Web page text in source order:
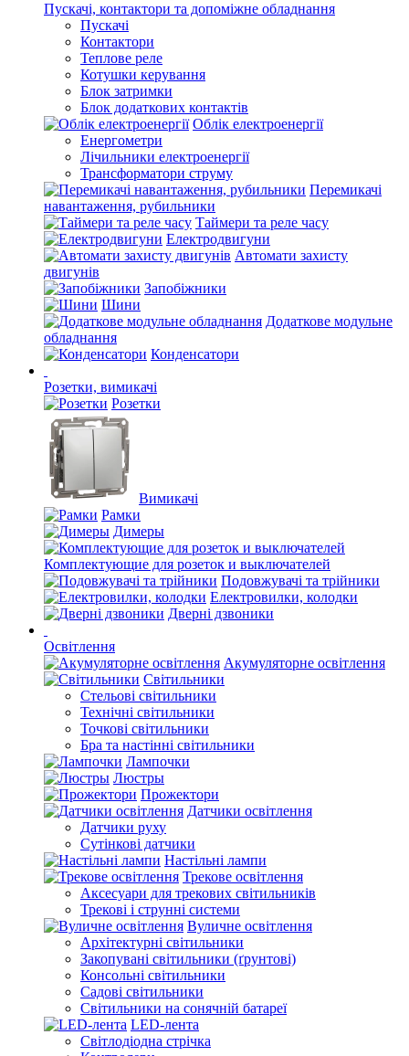
Пускачі, контактори та допоміжне обладнання
Пускачі
Контактори
Теплове реле
Котушки керування
Блок затримки
Блок додаткових контактів
Облік електроенергії
Енергометри
Лічильники електроенергії
Трансформатори струму
Перемикачі
навантаження, рубильники
Таймери та реле часу
Електродвигуни
Автомати захисту
двигунів
Запобіжники
Шини
Додаткове модульне
обладнання
Конденсатори
Розетки, вимикачі
Розетки
Вимикачі
Рамки
Димеры
Комплектующие для розеток и выключателей
Подовжувачі та трійники
Електровилки, колодки
Дверні дзвоники
Освітлення
Акумуляторне освітлення
Світильники
Стельові світильники
Технічні світильники
Точкові світильники
Бра та настінні світильники
Лампочки
Люстры
Прожектори
Датчики освітлення
Датчики руху
Сутінкові датчики
Настільні лампи
Трекове освітлення
Аксесуари для трекових світильників
Трекові і струнні системи
Вуличне освітлення
Архітектурні світильники
Закопувані світильники (ґрунтові)
Консольні світильники
Садові світильники
Світильники на сонячній батареї
LED-лента
Світлодіодна стрічка